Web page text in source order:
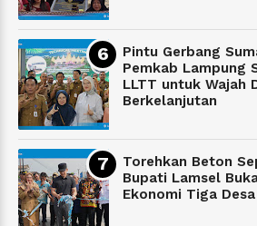
Pintu Gerbang
Pemkab Lampung
LLTT untuk Wajah
Berkelanjutan
Torehkan Beton
Bupati Lamsel
Ekonomi Tiga Desa